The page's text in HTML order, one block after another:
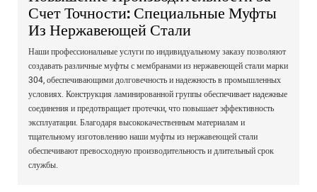
Счет Точности: Специальные Муфты
Из Нержавеющей Стали
Наши профессиональные услуги по индивидуальному заказу позволяют
создавать различные муфты с мембранами из нержавеющей стали марки
304, обеспечивающими долговечность и надежность в промышленных
условиях. Конструкция ламинированной группы обеспечивает надежные
соединения и предотвращает протечки, что повышает эффективность
эксплуатации. Благодаря высококачественным материалам и
тщательному изготовлению наши муфты из нержавеющей стали
обеспечивают превосходную производительность и длительный срок
службы.